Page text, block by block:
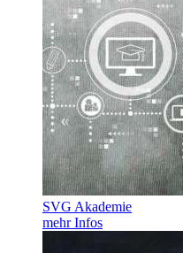
SVG Akademie
mehr Infos